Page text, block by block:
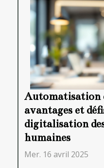
Automatisation
avantages et
digitalisation
humaines
Mer. 16 avril 2025